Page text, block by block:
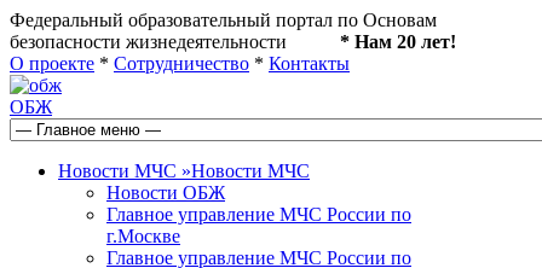
Федеральный образовательный портал по Основам
безопасности жизнедеятельности * Нам 20 лет!
О проекте * Сотрудничество * Контакты
ОБЖ
Новости МЧС »Новости МЧС
Новости ОБЖ
Главное управление МЧС России по
г.Москве
Главное управление МЧС России по